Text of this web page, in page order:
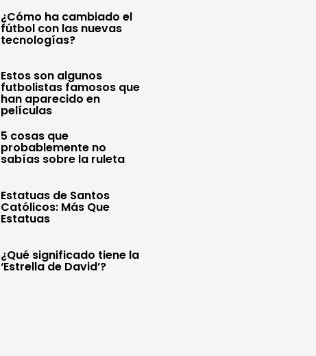
¿Cómo ha cambiado el
fútbol con las nuevas
tecnologías?
Estos son algunos
futbolistas famosos que
han aparecido en
películas
5 cosas que
probablemente no
sabías sobre la ruleta
Estatuas de Santos
Católicos: Más Que
Estatuas
¿Qué significado tiene la
‘Estrella de David’?